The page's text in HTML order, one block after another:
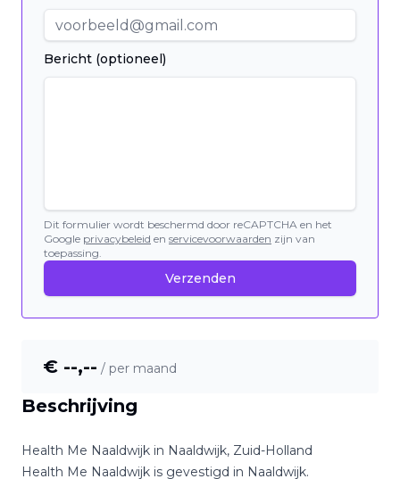
Beschrijving
Health Me Naaldwijk in Naaldwijk, Zuid-Holland
Health Me Naaldwijk is gevestigd in Naaldwijk.
Bericht (optioneel)
Dit formulier wordt beschermd door reCAPTCHA en het
Google privacybeleid en servicevoorwaarden zijn van
toepassing.
Verzenden
€ --,-- / per maand